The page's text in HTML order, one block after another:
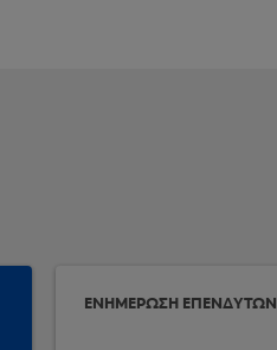
ΕΝΗΜΕΡΩΣΗ ΕΠΕΝΔΥΤΩΝ